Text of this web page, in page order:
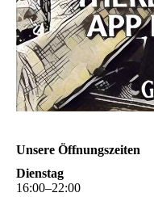
Unsere Öffnungszeiten
Dienstag
16:00–22:00